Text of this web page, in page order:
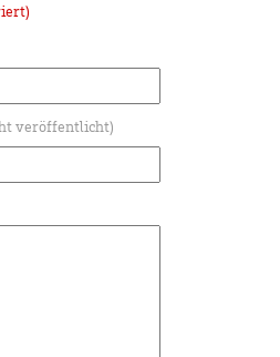
veröffentlicht)